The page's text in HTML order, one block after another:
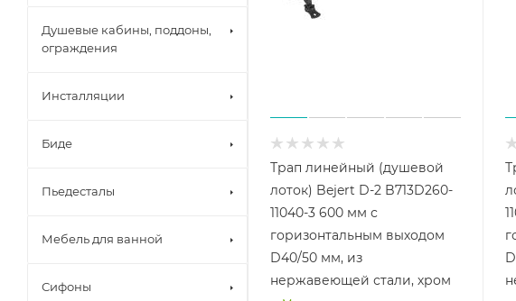
Трап линейный (душевой
лоток) Bejert D-2 B713D260-
11040-3 600 мм с
горизонтальным выходом
D40/50 мм, из
нержавеющей стали, хром
Душевые кабины, поддоны,
ограждения
Инсталляции
Биде
Пьедесталы
Мебель для ванной
Сифоны